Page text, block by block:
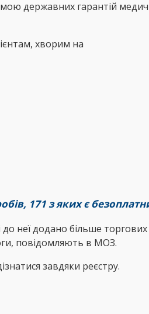
державних гарантій
хворим на
171 з яких є
неї додано більше
повідомляють в МОЗ.
завдяки реєстру.